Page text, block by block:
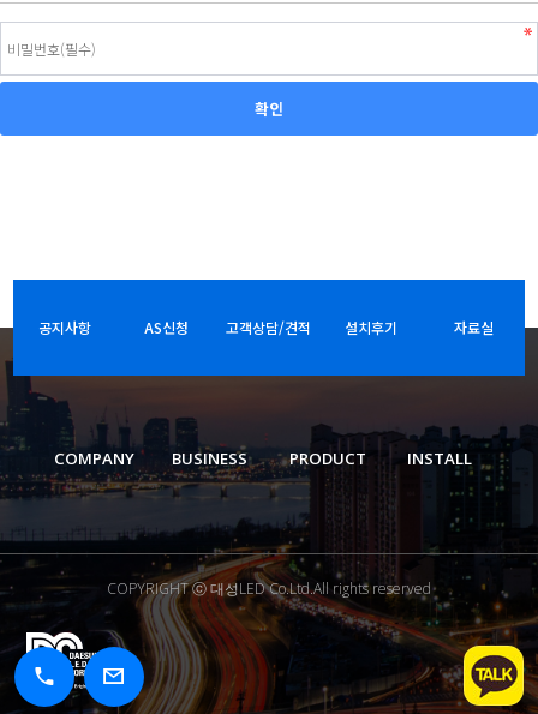
공지사항 AS신청 고객상담/견적 설치후기 자료실
COMPANY BUSINESS PRODUCT INSTALL
COPYRIGHT ⓒ 대성LED Co.Ltd.All rights reserved